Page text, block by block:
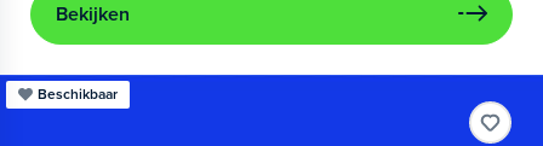
Bekijken
Beschikbaar